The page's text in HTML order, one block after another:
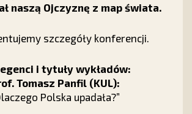
naszą Ojczyznę z map świata.
szczegóły konferencji.
i tytuły wykładów:
Tomasz Panfil (KUL):
Polska upadała?”